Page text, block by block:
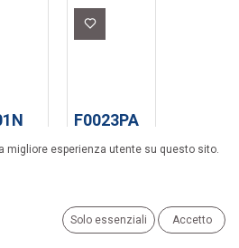
ADATTATORE
FAI
G24D-1 A
PRESA
F0023PA
migliore esperienza utente su questo sito.
Solo essenziali Accetto